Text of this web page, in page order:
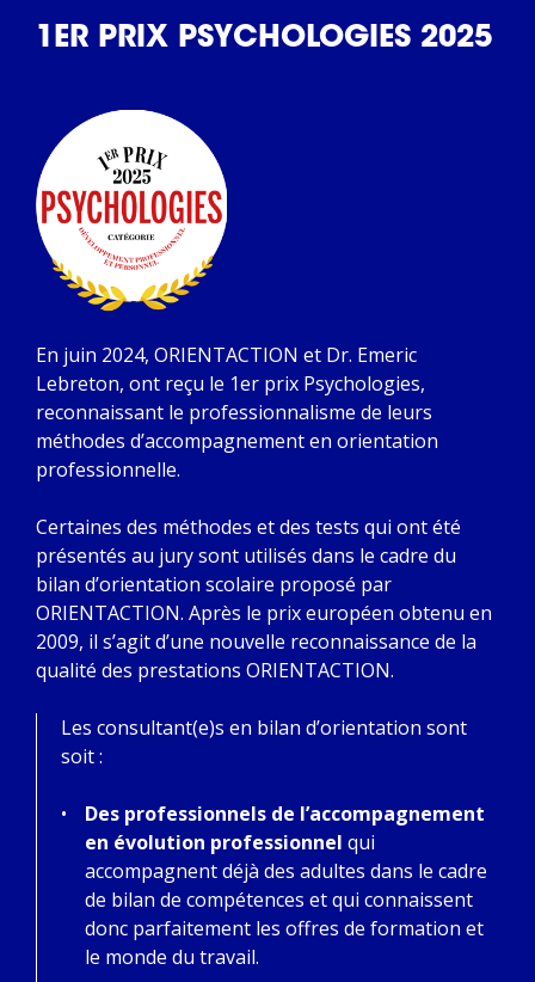
1ER PRIX PSYCHOLOGIES 2025
En juin 2024, ORIENTACTION et Dr. Emeric
Lebreton, ont reçu le 1er prix Psychologies,
reconnaissant le professionnalisme de leurs
méthodes d’accompagnement en orientation
professionnelle.
Certaines des méthodes et des tests qui ont été
présentés au jury sont utilisés dans le cadre du
bilan d’orientation scolaire proposé par
ORIENTACTION. Après le prix européen obtenu en
2009, il s’agit d’une nouvelle reconnaissance de la
qualité des prestations ORIENTACTION.
Les consultant(e)s en bilan d’orientation sont
soit :
Des professionnels de l’accompagnement
en évolution professionnel qui
accompagnent déjà des adultes dans le cadre
de bilan de compétences et qui connaissent
donc parfaitement les offres de formation et
le monde du travail.